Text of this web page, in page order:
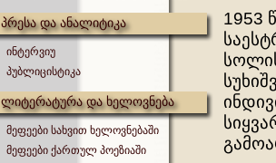
პრესა და ანალიტიკა
ინტერვიუ
პუბლიცისტიკა
ლიტერატურა და ხელოვნება
მეფეები სახვით ხელოვნებაში
მეფეები ქართულ პოეზიაში
1953